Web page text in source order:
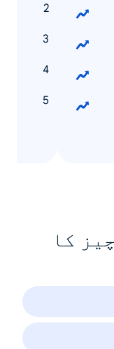
کا